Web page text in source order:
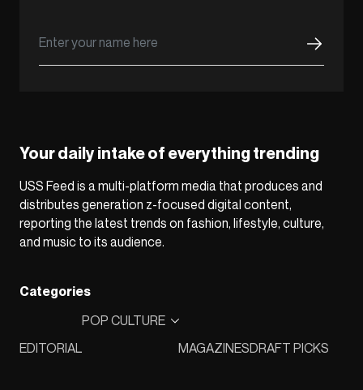
Your daily intake of everything trending
USS Feed is a multi-platform media that produces and
distributes generation z-focused digital content,
reporting the latest trends on fashion, lifestyle, culture,
and music to its audience.
Categories
EDITORIAL
POP CULTURE
MAGAZINESDRAFT PICKS